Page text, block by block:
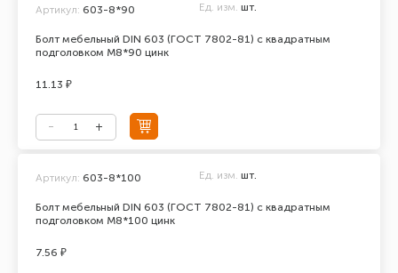
Болт мебельный DIN 603 (ГОСТ 7802-81) с квадратным
подголовком М8*90 цинк
Артикул: 603-8*90 Ед. изм. шт.
11.13 ₽
Болт мебельный DIN 603 (ГОСТ 7802-81) с квадратным
подголовком М8*100 цинк
Артикул: 603-8*100 Ед. изм. шт.
7.56 ₽